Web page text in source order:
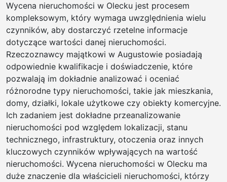
Wycena nieruchomości w Olecku jest procesem
kompleksowym, który wymaga uwzględnienia wielu
czynników, aby dostarczyć rzetelne informacje
dotyczące wartości danej nieruchomości.
Rzeczoznawcy majątkowi w Augustowie posiadają
odpowiednie kwalifikacje i doświadczenie, które
pozwalają im dokładnie analizować i oceniać
różnorodne typy nieruchomości, takie jak mieszkania,
domy, działki, lokale użytkowe czy obiekty komercyjne.
Ich zadaniem jest dokładne przeanalizowanie
nieruchomości pod względem lokalizacji, stanu
technicznego, infrastruktury, otoczenia oraz innych
kluczowych czynników wpływających na wartość
nieruchomości. Wycena nieruchomości w Olecku ma
duże znaczenie dla właścicieli nieruchomości, którzy